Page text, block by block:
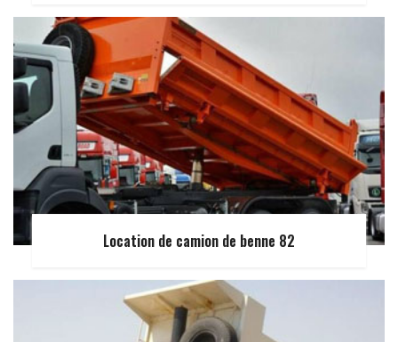
Location de camion de benne 82